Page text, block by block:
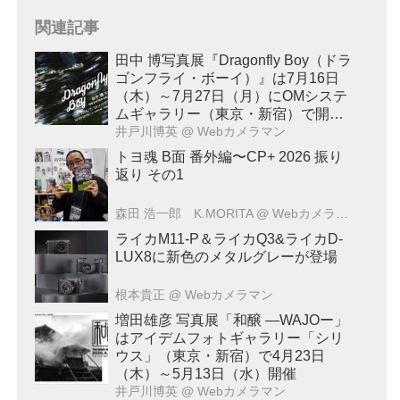
関連記事
田中 博写真展『Dragonfly Boy（ドラ
ゴンフライ・ボーイ）』は7月16日
（木）～7月27日（月）にOMシステ
ムギャラリー（東京・新宿）で開
催！
井戸川博英 @ Webカメラマン
トヨ魂 B面 番外編〜CP+ 2026 振り
返り その1
森田 浩一郎 K.MORITA @ Webカメラマン
ライカM11-P＆ライカQ3&ライカD-
LUX8に新色のメタルグレーが登場
根本貴正 @ Webカメラマン
増田雄彦 写真展「和醸 ―WAJOー」
はアイデムフォトギャラリー「シリ
ウス」（東京・新宿）で4月23日
（木）～5月13日（水）開催
井戸川博英 @ Webカメラマン